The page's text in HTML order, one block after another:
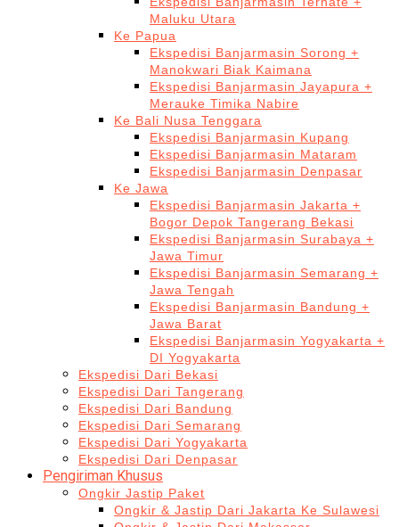
Maluku Utara
Ke Papua
Ekspedisi Banjarmasin Sorong +
Manokwari Biak Kaimana
Ekspedisi Banjarmasin Jayapura +
Merauke Timika Nabire
Ke Bali Nusa Tenggara
Ekspedisi Banjarmasin Kupang
Ekspedisi Banjarmasin Mataram
Ekspedisi Banjarmasin Denpasar
Ke Jawa
Ekspedisi Banjarmasin Jakarta +
Bogor Depok Tangerang Bekasi
Ekspedisi Banjarmasin Surabaya +
Jawa Timur
Ekspedisi Banjarmasin Semarang +
Jawa Tengah
Ekspedisi Banjarmasin Bandung +
Jawa Barat
Ekspedisi Banjarmasin Yogyakarta +
DI Yogyakarta
Ekspedisi Dari Bekasi
Ekspedisi Dari Tangerang
Ekspedisi Dari Bandung
Ekspedisi Dari Semarang
Ekspedisi Dari Yogyakarta
Ekspedisi Dari Denpasar
Pengiriman Khusus
Ongkir Jastip Paket
Ongkir & Jastip Dari Jakarta Ke Sulawesi